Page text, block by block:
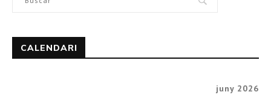
CALENDARI
juny 2026